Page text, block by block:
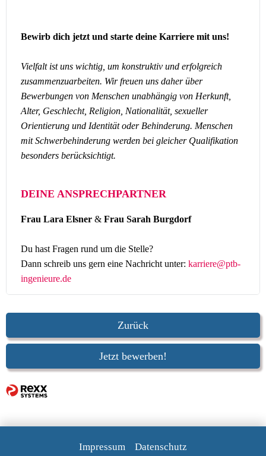
Bewirb dich jetzt und starte deine Karriere mit uns!
Vielfalt ist uns wichtig, um konstruktiv und erfolgreich
zusammenzuarbeiten. Wir freuen uns daher über
Bewerbungen von Menschen unabhängig von Herkunft,
Alter, Geschlecht, Religion, Nationalität, sexueller
Orientierung und Identität oder Behinderung. Menschen
mit Schwerbehinderung werden bei gleicher Qualifikation
besonders berücksichtigt.
DEINE ANSPRECHPARTNER
Frau Lara Elsner & Frau Sarah Burgdorf
Du hast Fragen rund um die Stelle?
Dann schreib uns gern eine Nachricht unter: karriere@ptb-
ingenieure.de
Zurück
Jetzt bewerben!
Impressum Datenschutz